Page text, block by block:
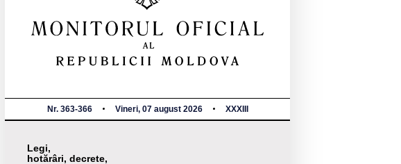
Nr. 363-366 Vineri, 07 august 2026 XXXIII
Legi,
hotărâri, decrete,